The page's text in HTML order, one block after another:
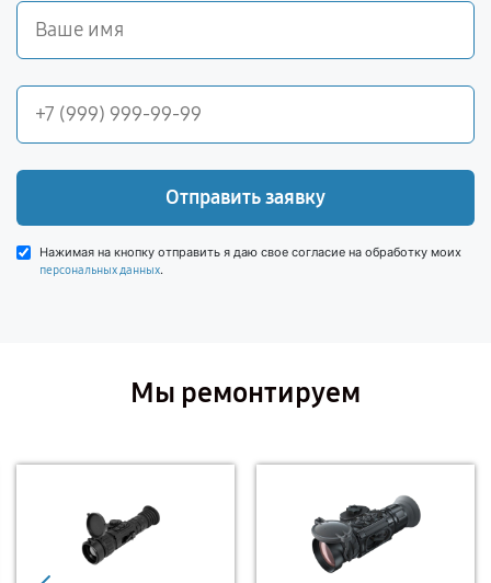
Отправить заявку
Нажимая на кнопку отправить я даю свое согласие на обработку моих
персональных данных.
Мы ремонтируем